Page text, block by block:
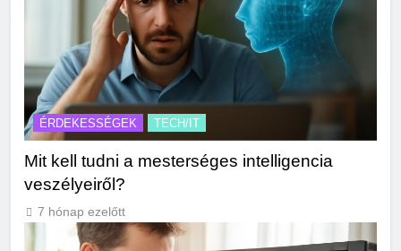
ÉRDEKESSÉGEK TECH/IT
Mit kell tudni a mesterséges intelligencia
veszélyeiről?
7 hónap ezelőtt